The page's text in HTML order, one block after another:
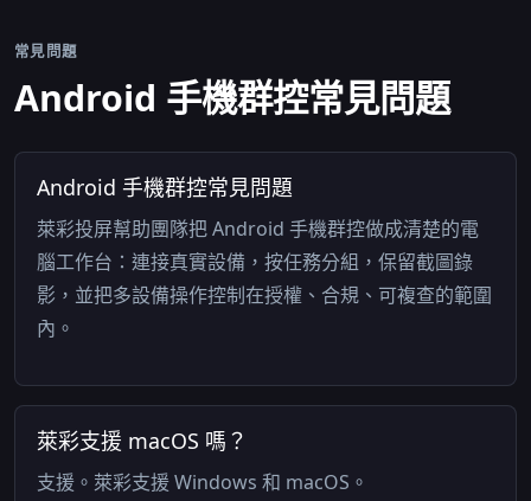
常見問題
Android 手機群控常見問題
Android 手機群控常見問題
萊彩投屏幫助團隊把 Android 手機群控做成清楚的電
腦工作台：連接真實設備，按任務分組，保留截圖錄
影，並把多設備操作控制在授權、合規、可複查的範圍
內。
萊彩支援 macOS 嗎？
支援。萊彩支援 Windows 和 macOS。